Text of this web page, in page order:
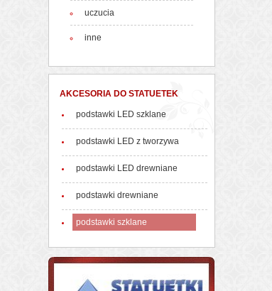
uczucia
inne
AKCESORIA DO STATUETEK
podstawki LED szklane
podstawki LED z tworzywa
podstawki LED drewniane
podstawki drewniane
podstawki szklane